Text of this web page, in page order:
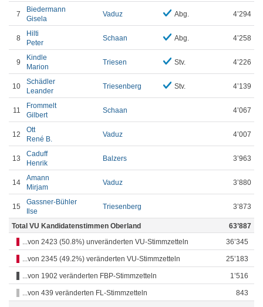
7
Biedermann
Gisela
Vaduz Abg. 4’294
8
Hilti
Peter
Schaan Abg. 4’258
9
Kindle
Marion
Triesen Stv. 4’226
10
Schädler
Leander
Triesenberg Stv. 4’139
11
Frommelt
Gilbert
Schaan 4’067
12
Ott
René B.
Vaduz 4’007
13
Caduff
Henrik
Balzers 3’963
14
Amann
Mirjam
Vaduz 3’880
15
Gassner-Bühler
Ilse
Triesenberg 3’873
Total VU Kandidatenstimmen Oberland
63’887
...von 2423 (50.8%) unveränderten VU-Stimmzetteln
36’345
...von 2345 (49.2%) veränderten VU-Stimmzetteln 25’183
...von 1902 veränderten FBP-Stimmzetteln 1’516
...von 439 veränderten FL-Stimmzetteln 843